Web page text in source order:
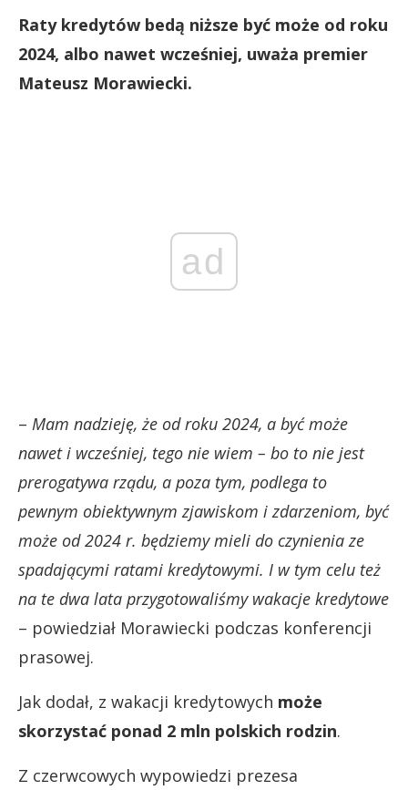
Raty kredytów bedą niższe być może od roku
2024, albo nawet wcześniej, uważa premier
Mateusz Morawiecki.
ad
– Mam nadzieję, że od roku 2024, a być może
nawet i wcześniej, tego nie wiem – bo to nie jest
prerogatywa rządu, a poza tym, podlega to
pewnym obiektywnym zjawiskom i zdarzeniom, być
może od 2024 r. będziemy mieli do czynienia ze
spadającymi ratami kredytowymi. I w tym celu też
na te dwa lata przygotowaliśmy wakacje kredytowe
– powiedział Morawiecki podczas konferencji
prasowej.
Jak dodał, z wakacji kredytowych może
skorzystać ponad 2 mln polskich rodzin.
Z czerwcowych wypowiedzi prezesa